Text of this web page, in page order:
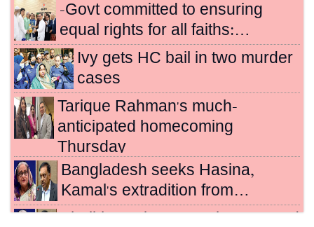
-Govt committed to ensuring
equal rights for all faiths:…
Ivy gets HC bail in two murder
cases
Tarique Rahman's much-
anticipated homecoming
Thursday
Bangladesh seeks Hasina,
Kamal's extradition from…